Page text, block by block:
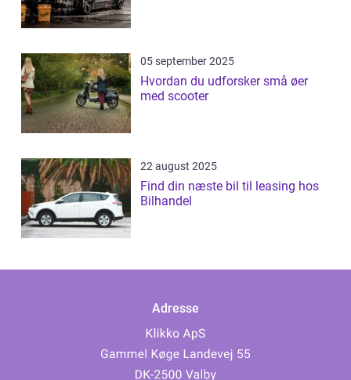
05 september 2025
Hvordan du udforsker små øer
med scooter
22 august 2025
Find din næste bil til leasing hos
Bilhandel
Adresse